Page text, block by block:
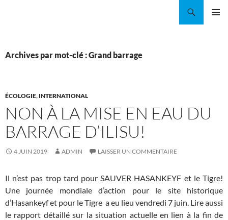
Archives par mot-clé : Grand barrage
ÉCOLOGIE, INTERNATIONAL
NON À LA MISE EN EAU DU
BARRAGE D’ILISU!
4 JUIN 2019 ADMIN LAISSER UN COMMENTAIRE
Il n’est pas trop tard pour SAUVER HASANKEYF et le Tigre!
Une journée mondiale d’action pour le site historique
d’Hasankeyf et pour le Tigre a eu lieu vendredi 7 juin. Lire aussi
le rapport détaillé sur la situation actuelle en lien à la fin de